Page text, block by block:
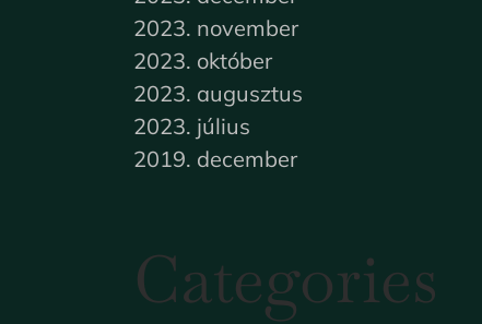
2023. november
2023. október
2023. augusztus
2023. július
2019. december
Categories